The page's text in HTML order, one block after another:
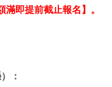
滿即提前截止報名】。
：